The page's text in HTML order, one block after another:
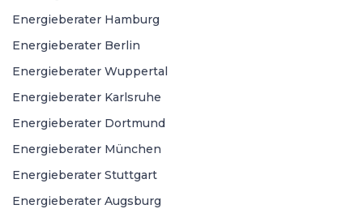
Energieberater Hamburg
Energieberater Berlin
Energieberater Wuppertal
Energieberater Karlsruhe
Energieberater Dortmund
Energieberater München
Energieberater Stuttgart
Energieberater Augsburg